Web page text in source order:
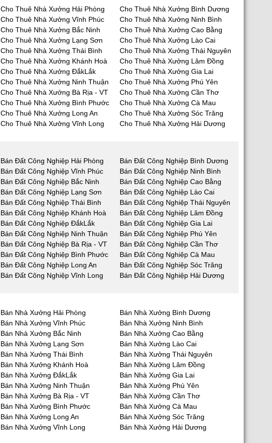
Cho Thuê Nhà Xưởng Hải Phòng
Cho Thuê Nhà Xưởng Bình Dương
Cho Thuê Nhà Xưởng Vĩnh Phúc
Cho Thuê Nhà Xưởng Ninh Bình
Cho Thuê Nhà Xưởng Bắc Ninh
Cho Thuê Nhà Xưởng Cao Bằng
Cho Thuê Nhà Xưởng Lạng Sơn
Cho Thuê Nhà Xưởng Lào Cai
Cho Thuê Nhà Xưởng Thái Bình
Cho Thuê Nhà Xưởng Thái Nguyên
Cho Thuê Nhà Xưởng Khánh Hoà
Cho Thuê Nhà Xưởng Lâm Đồng
Cho Thuê Nhà Xưởng ĐắkLắk
Cho Thuê Nhà Xưởng Gia Lai
Cho Thuê Nhà Xưởng Ninh Thuận
Cho Thuê Nhà Xưởng Phú Yên
Cho Thuê Nhà Xưởng Bà Rịa - VT
Cho Thuê Nhà Xưởng Cần Thơ
Cho Thuê Nhà Xưởng Bình Phước
Cho Thuê Nhà Xưởng Cà Mau
Cho Thuê Nhà Xưởng Long An
Cho Thuê Nhà Xưởng Sóc Trăng
Cho Thuê Nhà Xưởng Vĩnh Long
Cho Thuê Nhà Xưởng Hải Dương
Bán Đất Công Nghiệp Hải Phòng
Bán Đất Công Nghiệp Bình Dương
Bán Đất Công Nghiệp Vĩnh Phúc
Bán Đất Công Nghiệp Ninh Bình
Bán Đất Công Nghiệp Bắc Ninh
Bán Đất Công Nghiệp Cao Bằng
Bán Đất Công Nghiệp Lạng Sơn
Bán Đất Công Nghiệp Lào Cai
Bán Đất Công Nghiệp Thái Bình
Bán Đất Công Nghiệp Thái Nguyên
Bán Đất Công Nghiệp Khánh Hoà
Bán Đất Công Nghiệp Lâm Đồng
Bán Đất Công Nghiệp ĐắkLắk
Bán Đất Công Nghiệp Gia Lai
Bán Đất Công Nghiệp Ninh Thuận
Bán Đất Công Nghiệp Phú Yên
Bán Đất Công Nghiệp Bà Rịa - VT
Bán Đất Công Nghiệp Cần Thơ
Bán Đất Công Nghiệp Bình Phước
Bán Đất Công Nghiệp Cà Mau
Bán Đất Công Nghiệp Long An
Bán Đất Công Nghiệp Sóc Trăng
Bán Đất Công Nghiệp Vĩnh Long
Bán Đất Công Nghiệp Hải Dương
Bán Nhà Xưởng Hải Phòng
Bán Nhà Xưởng Bình Dương
Bán Nhà Xưởng Vĩnh Phúc
Bán Nhà Xưởng Ninh Bình
Bán Nhà Xưởng Bắc Ninh
Bán Nhà Xưởng Cao Bằng
Bán Nhà Xưởng Lạng Sơn
Bán Nhà Xưởng Lào Cai
Bán Nhà Xưởng Thái Bình
Bán Nhà Xưởng Thái Nguyên
Bán Nhà Xưởng Khánh Hoà
Bán Nhà Xưởng Lâm Đồng
Bán Nhà Xưởng ĐắkLắk
Bán Nhà Xưởng Gia Lai
Bán Nhà Xưởng Ninh Thuận
Bán Nhà Xưởng Phú Yên
Bán Nhà Xưởng Bà Rịa - VT
Bán Nhà Xưởng Cần Thơ
Bán Nhà Xưởng Bình Phước
Bán Nhà Xưởng Cà Mau
Bán Nhà Xưởng Long An
Bán Nhà Xưởng Sóc Trăng
Bán Nhà Xưởng Vĩnh Long
Bán Nhà Xưởng Hải Dương